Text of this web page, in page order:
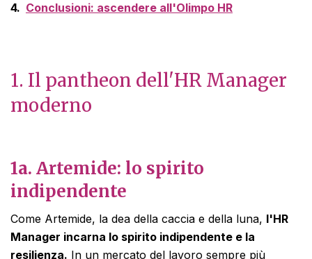
Conclusioni: ascendere all'Olimpo HR
1. Il pantheon dell'HR Manager
moderno
1a. Artemide: lo spirito
indipendente
Come Artemide, la dea della caccia e della luna, l'HR
Manager incarna lo spirito indipendente e la
resilienza. In un mercato del lavoro sempre più